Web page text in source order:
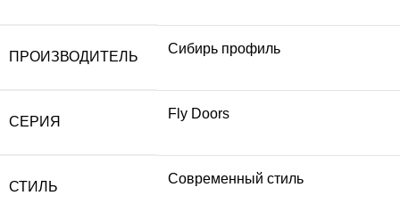
ПРОИЗВОДИТЕЛЬ
Сибирь профиль
СЕРИЯ
Fly Doors
СТИЛЬ
Современный стиль